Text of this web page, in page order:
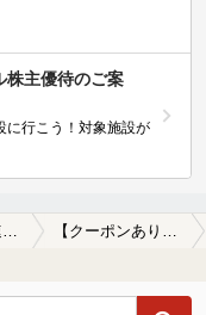
株主優待のご案
に行こう！対象施設が
名古屋臨海高速鉄道 【クーポンあり】宿泊できる名古屋臨海高速鉄道周辺の温泉、日帰り温泉、スーパー銭湯を探す